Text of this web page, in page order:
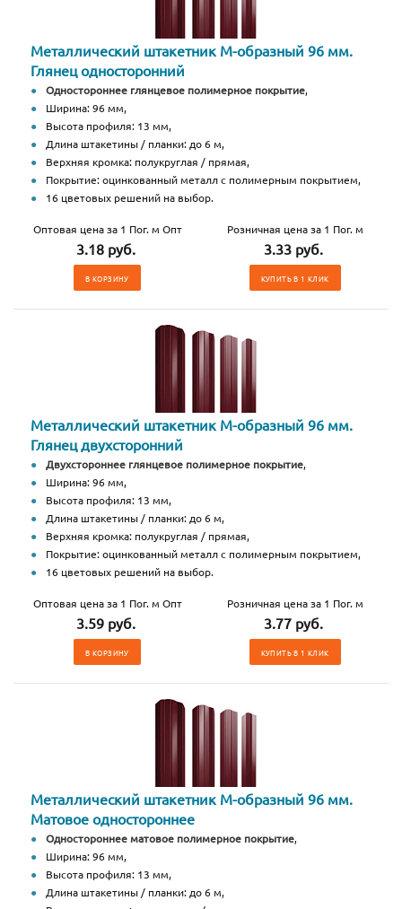
Металлический штакетник М-образный 96 мм.
Глянец односторонний
Одностороннее глянцевое полимерное покрытие,
Ширина: 96 мм,
Высота профиля: 13 мм,
Длина штакетины / планки: до 6 м,
Верхняя кромка: полукруглая / прямая,
Покрытие: оцинкованный металл с полимерным покрытием,
16 цветовых решений на выбор.
Оптовая цена за 1 Пог. м Опт
3.18 руб.
В КОРЗИНУ
Розничная цена за 1 Пог. м
3.33 руб.
КУПИТЬ В 1 КЛИК
Металлический штакетник М-образный 96 мм.
Глянец двухсторонний
Двухстороннее глянцевое полимерное покрытие,
Ширина: 96 мм,
Высота профиля: 13 мм,
Длина штакетины / планки: до 6 м,
Верхняя кромка: полукруглая / прямая,
Покрытие: оцинкованный металл с полимерным покрытием,
16 цветовых решений на выбор.
Оптовая цена за 1 Пог. м Опт
3.59 руб.
В КОРЗИНУ
Розничная цена за 1 Пог. м
3.77 руб.
КУПИТЬ В 1 КЛИК
Металлический штакетник М-образный 96 мм.
Матовое одностороннее
Одностороннее матовое полимерное покрытие,
Ширина: 96 мм,
Высота профиля: 13 мм,
Длина штакетины / планки: до 6 м,